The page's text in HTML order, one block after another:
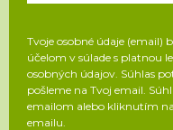
Tvoje osobné údaje (email)
účelom v súlade s platnou
osobných údajov. Súhlas
pošleme na Tvoj email.
emailom alebo kliknutím
emailu.